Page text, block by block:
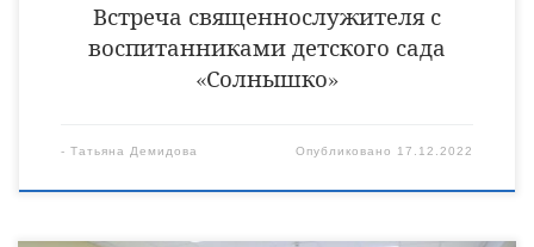
Встреча священнослужителя с
воспитанниками детского сада
«Солнышко»
- Татьяна Демидова Опубликовано 17.12.2022